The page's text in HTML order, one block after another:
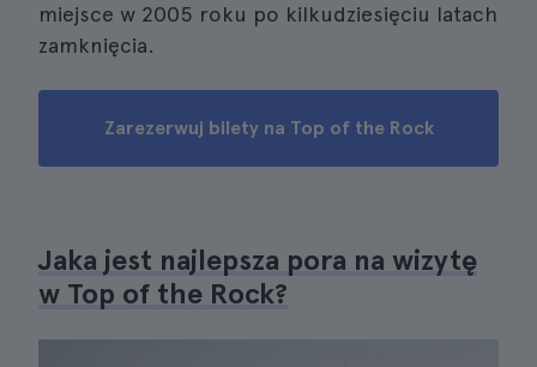
miejsce w 2005 roku po kilkudziesięciu latach
zamknięcia.
Zarezerwuj bilety na Top of the Rock
Jaka jest najlepsza pora na wizytę
w Top of the Rock?